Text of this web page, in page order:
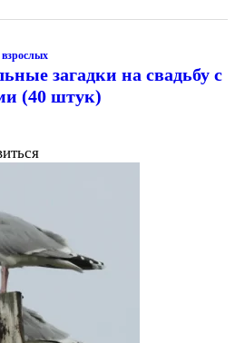
загадки на свадьбу с
(40 штук)